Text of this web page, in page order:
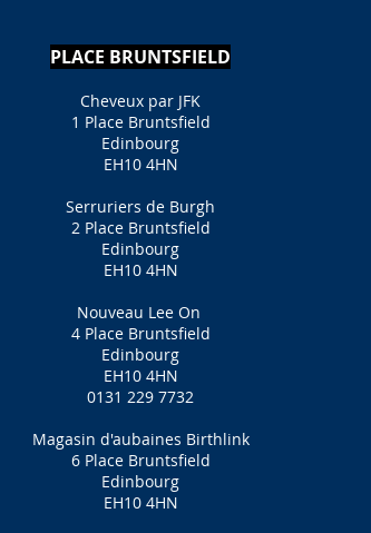
PLACE BRUNTSFIELD
Cheveux par JFK
1 Place Bruntsfield
Edinbourg
EH10 4HN
Serruriers de Burgh
2 Place Bruntsfield
Edinbourg
EH10 4HN
Nouveau Lee On
4 Place Bruntsfield
Edinbourg
EH10 4HN
0131 229 7732
Magasin d'aubaines Birthlink
6 Place Bruntsfield
Edinbourg
EH10 4HN